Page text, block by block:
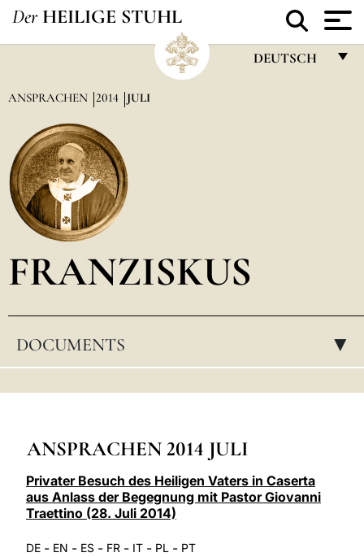
Der HEILIGE STUHL
DEUTSCH
العربيّة
ANSPRACHEN 2014 JULI
FRANZISKUS
DOCUMENTS ▸
ANSPRACHEN 2014 JULI
Privater Besuch des Heiligen Vaters in Caserta
aus Anlass der Begegnung mit Pastor Giovanni
Traettino (28. Juli 2014)
DE - EN - ES - FR - IT - PL - PT